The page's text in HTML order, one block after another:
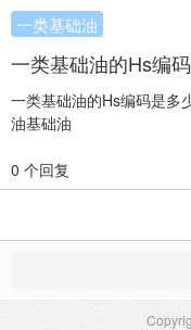
一类基础油
一类基础油的Hs编
一类基础油的Hs编码是多
油基础油
0 个回复